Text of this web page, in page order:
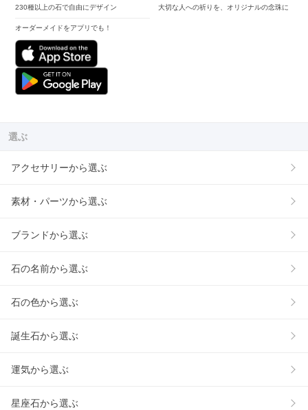
230種以上の石で自由にデザイン
オーダーメイドをアプリでも！
大切な人への祈りを、オリジナルの念珠に
選ぶ
アクセサリーから選ぶ
素材・パーツから選ぶ
ブランドから選ぶ
石の名前から選ぶ
石の色から選ぶ
誕生石から選ぶ
運気から選ぶ
星座石から選ぶ